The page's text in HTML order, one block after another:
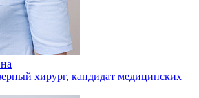
хирург, кандидат медицинских